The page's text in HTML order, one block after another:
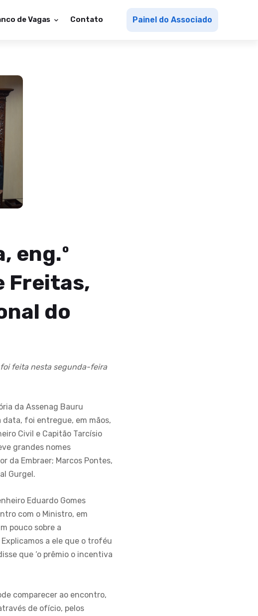
Painel do Associado
de Vagas Contato
eng.º
Freitas,
do
feita nesta segunda-feira
da Assenag Bauru
data, foi entregue, em mãos,
Civil e Capitão Tarcísio
grandes nomes
da Embraer; Marcos Pontes,
Gurgel.
Eduardo Gomes
com o Ministro, em
pouco sobre a
a ele que o troféu
que ‘o prêmio o incentiva
comparecer ao encontro,
de ofício, pelos